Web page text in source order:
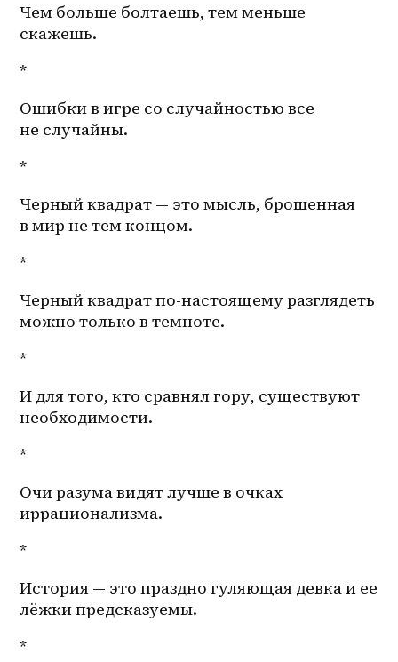
Чем больше болтаешь, тем меньше
скажешь.
*
Ошибки в игре со случайностью все
не случайны.
*
Черный квадрат — это мысль, брошенная
в мир не тем концом.
*
Черный квадрат по-настоящему разглядеть
можно только в темноте.
*
И для того, кто сравнял гору, существуют
необходимости.
*
Очи разума видят лучше в очках
иррационализма.
*
История — это праздно гуляющая девка и ее
лёжки предсказуемы.
*